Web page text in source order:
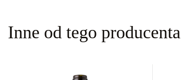
Inne od tego producenta